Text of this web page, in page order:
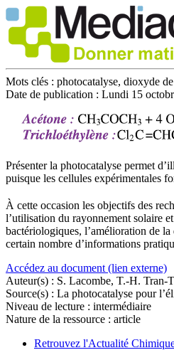
Mots clés : photocatalyse, dioxyde
Date de publication : Lundi 15
Présenter la photocatalyse permet
puisque les cellules expérimentales
À cette occasion les objectifs des
l’utilisation du rayonnement solaire
bactériologiques, l’amélioration de
certain nombre d’informations
Accédez au document (lien externe)
Auteur(s) : S. Lacombe, T.-H. Tran-
Source(s) : La photocatalyse pour
Niveau de lecture : intermédiaire
Nature de la ressource : article
Retrouvez l'Actualité